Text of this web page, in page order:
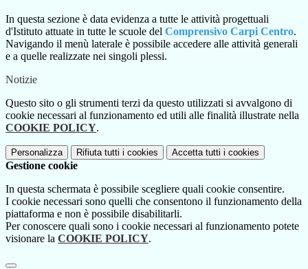
In questa sezione è data evidenza a tutte le attività progettuali
d'Istituto attuate in tutte le scuole del Comprensivo Carpi Centro.
Navigando il menù laterale è possibile accedere alle attività generali
e a quelle realizzate nei singoli plessi.
Notizie
Questo sito o gli strumenti terzi da questo utilizzati si avvalgono di
cookie necessari al funzionamento ed utili alle finalità illustrate nella
COOKIE POLICY.
Personalizza Rifiuta tutti i cookies Accetta tutti i cookies
Gestione cookie
In questa schermata è possibile scegliere quali cookie consentire.
I cookie necessari sono quelli che consentono il funzionamento della
piattaforma e non è possibile disabilitarli.
Per conoscere quali sono i cookie necessari al funzionamento potete
visionare la COOKIE POLICY.